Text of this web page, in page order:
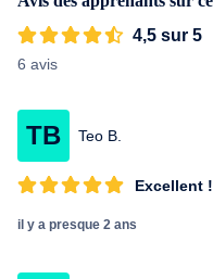
4,5 sur 5
6 avis
TB Teo B.
Excellent !
il y a presque 2 ans